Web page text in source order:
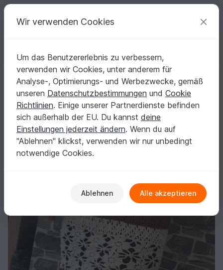
Deine kreativen Ideen
Deutsch | € (EUR) einloggen Kostenlos registrieren
Startseite Häkeln Damen Weitere Kleidung
Rock-Blütentraum
Rock-Blütentraum
Wir verwenden Cookies
Um das Benutzererlebnis zu verbessern,
verwenden wir Cookies, unter anderem für
Analyse-, Optimierungs- und Werbezwecke, gemäß
unseren Datenschutzbestimmungen und Cookie
Richtlinien. Einige unserer Partnerdienste befinden
sich außerhalb der EU. Du kannst deine
Einstellungen jederzeit ändern. Wenn du auf
"Ablehnen" klickst, verwenden wir nur unbedingt
notwendige Cookies.
Ablehnen Alle akzeptieren